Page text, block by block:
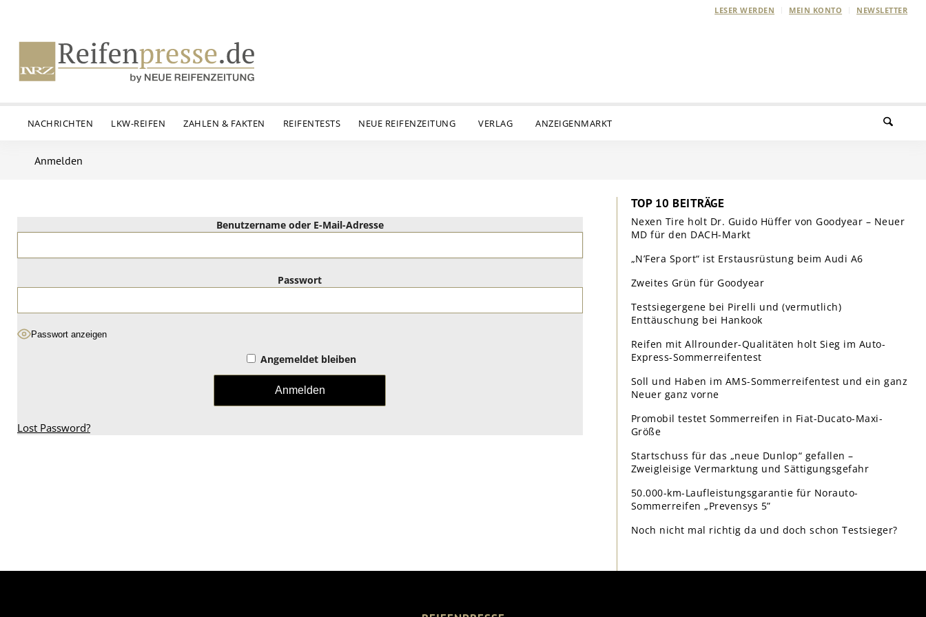
LESER WERDEN MEIN KONTO NEWSLETTER
NACHRICHTEN LKW-REIFEN ZAHLEN & FAKTEN REIFENTESTS NEUE REIFENZEITUNG VERLAG ANZEIGENMARKT
Anmelden
Benutzername oder E-Mail-Adresse
Passwort
Passwort anzeigen
Angemeldet bleiben
Lost Password?
TOP 10 BEITRÄGE
Nexen Tire holt Dr. Guido Hüffer von Goodyear – Neuer
MD für den DACH-Markt
„N’Fera Sport“ ist Erstausrüstung beim Audi A6
Zweites Grün für Goodyear
Testsiegergene bei Pirelli und (vermutlich)
Enttäuschung bei Hankook
Reifen mit Allrounder-Qualitäten holt Sieg im Auto-
Express-Sommerreifentest
Soll und Haben im AMS-Sommerreifentest und ein ganz
Neuer ganz vorne
Promobil testet Sommerreifen in Fiat-Ducato-Maxi-
Größe
Startschuss für das „neue Dunlop“ gefallen –
Zweigleisige Vermarktung und Sättigungsgefahr
50.000-km-Laufleistungsgarantie für Norauto-
Sommerreifen „Prevensys 5”
Noch nicht mal richtig da und doch schon Testsieger?